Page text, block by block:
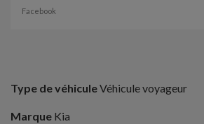
Facebook
Type de véhiculeVéhicule voyageur
Marque Kia